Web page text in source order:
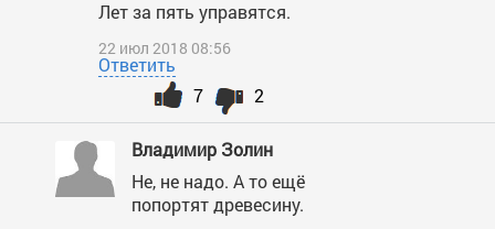
Лет за пять управятся.
22 июл 2018 08:56
Ответить
2
7
Владимир Золин
Не, не надо. А то ещё
попортят древесину.